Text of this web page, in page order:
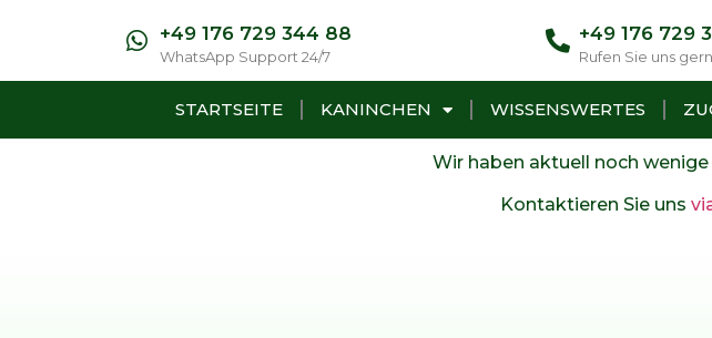
+49 176 729 344 88​
WhatsApp Support 24/7
+49 176 729
Rufen Sie uns
STARTSEITE KANINCHEN WISSENSWERTES
Wir haben aktuell noch
Kontaktieren Sie uns